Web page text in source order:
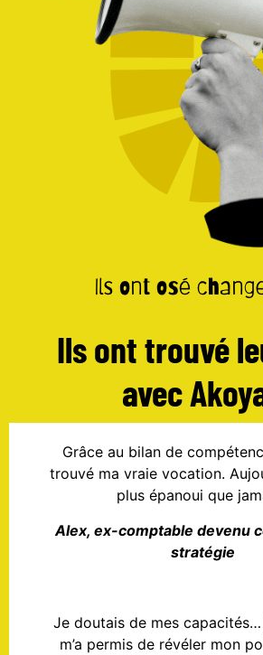
Ils ont trouvé
avec
Grâce au bilan de
trouvé ma vraie vocation.
plus épanoui que
Alex, ex-comptable devenu
stratégie
Je doutais de mes
m’a permis de révéler mon